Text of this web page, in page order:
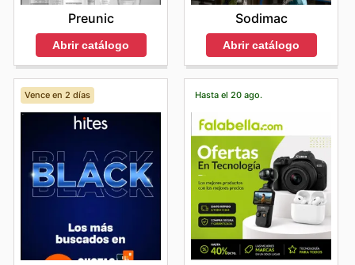
Preunic
Abrir catálogo
Sodimac
Abrir catálogo
Vence en 2 días Hasta el 20 ago.